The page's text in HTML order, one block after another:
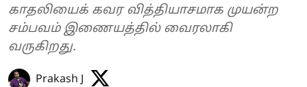
காதலியைக் கவர வித்தியாசமாக முயன்ற
சம்பவம் இணையத்தில் வைரலாகி
வருகிறது.
Prakash J